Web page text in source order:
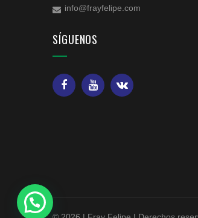
info@frayfelipe.com
SÍGUENOS